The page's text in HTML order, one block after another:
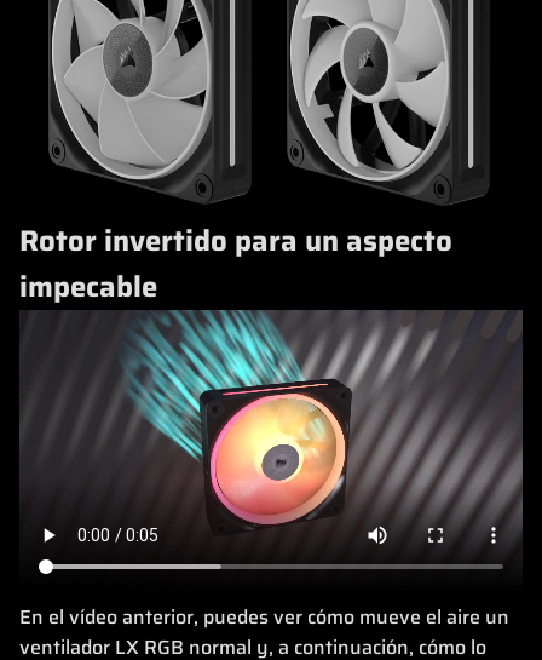
Rotor invertido para un aspecto
impecable
En el vídeo anterior, puedes ver cómo mueve el aire un
ventilador LX RGB normal y, a continuación, cómo lo